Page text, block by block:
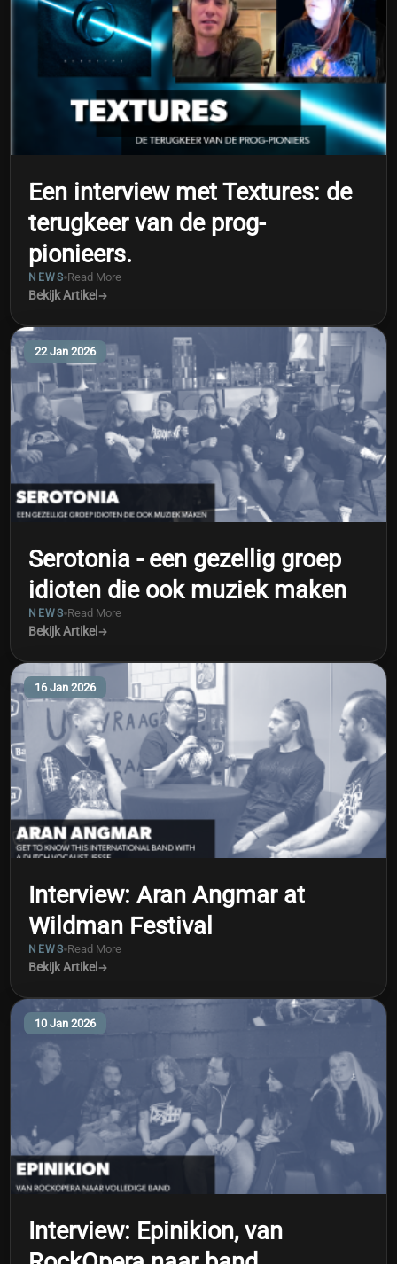
Een interview met Textures: de
terugkeer van de prog-
pionieers.
NEWS Read More
Bekijk Artikel
22 Jan 2026
Serotonia - een gezellig groep
idioten die ook muziek maken
NEWS Read More
Bekijk Artikel
16 Jan 2026
Interview: Aran Angmar at
Wildman Festival
NEWS Read More
Bekijk Artikel
10 Jan 2026
Interview: Epinikion, van